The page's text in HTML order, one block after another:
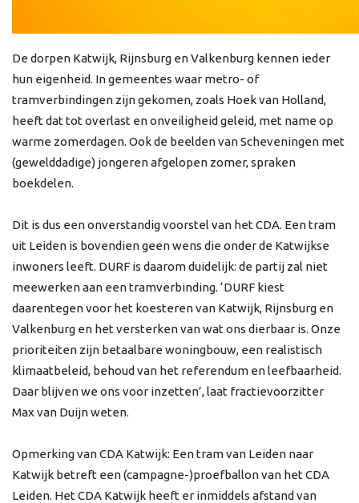
De dorpen Katwijk, Rijnsburg en Valkenburg kennen ieder
hun eigenheid. In gemeentes waar metro- of
tramverbindingen zijn gekomen, zoals Hoek van Holland,
heeft dat tot overlast en onveiligheid geleid, met name op
warme zomerdagen. Ook de beelden van Scheveningen met
(gewelddadige) jongeren afgelopen zomer, spraken
boekdelen.
Dit is dus een onverstandig voorstel van het CDA. Een tram
uit Leiden is bovendien geen wens die onder de Katwijkse
inwoners leeft. DURF is daarom duidelijk: de partij zal niet
meewerken aan een tramverbinding. ‘DURF kiest
daarentegen voor het koesteren van Katwijk, Rijnsburg en
Valkenburg en het versterken van wat ons dierbaar is. Onze
prioriteiten zijn betaalbare woningbouw, een realistisch
klimaatbeleid, behoud van het referendum en leefbaarheid.
Daar blijven we ons voor inzetten’, laat fractievoorzitter
Max van Duijn weten.
Opmerking van CDA Katwijk: Een tram van Leiden naar
Katwijk betreft een (campagne-)proefballon van het CDA
Leiden. Het CDA Katwijk heeft er inmiddels afstand van